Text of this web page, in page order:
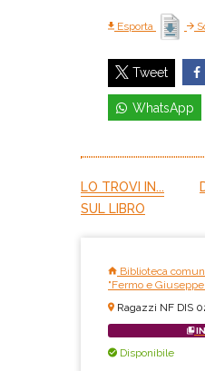
Esporta
Tweet
WhatsApp
LO TROVI IN...
SUL LIBRO
Biblioteca
"Fermo e
Ragazzi NF DIS
Disponibile